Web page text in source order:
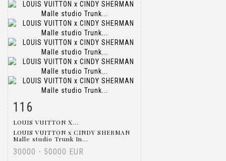
Item detail
116
LOUIS VUITTON X...
LOUIS VUITTON x CINDY SHERMAN
Malle studio Trunk In...
30000 - 50000 EUR